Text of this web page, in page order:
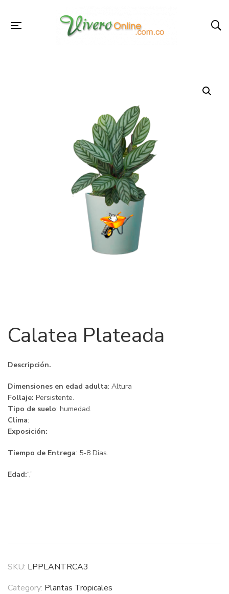
Calatea Plateada
Descripción.
Dimensiones en edad adulta: Altura
Follaje: Persistente.
Tipo de suelo: humedad.
Clima:
Exposición:
Tiempo de Entrega: 5-8 Dias.
Edad:“,”
SKU: LPPLANTRCA3
Category: Plantas Tropicales